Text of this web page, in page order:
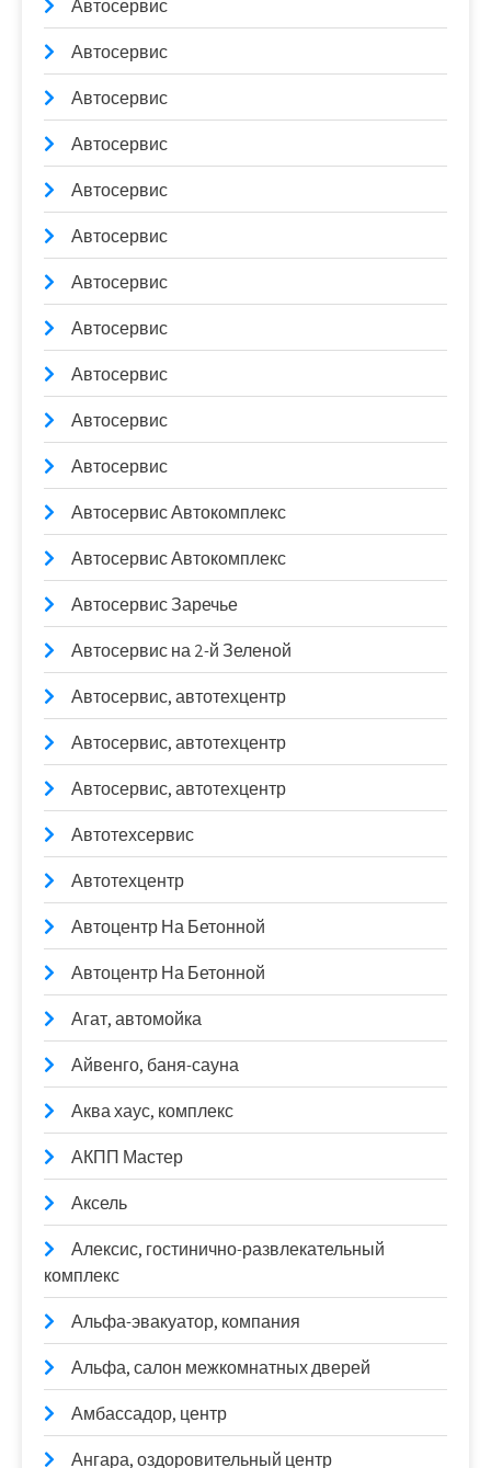
Автосервис
Автосервис
Автосервис
Автосервис
Автосервис
Автосервис
Автосервис
Автосервис
Автосервис
Автосервис
Автосервис
Автосервис Автокомплекс
Автосервис Автокомплекс
Автосервис Заречье
Автосервис на 2-й Зеленой
Автосервис, автотехцентр
Автосервис, автотехцентр
Автосервис, автотехцентр
Автотехсервис
Автотехцентр
Автоцентр На Бетонной
Автоцентр На Бетонной
Агат, автомойка
Айвенго, баня-сауна
Аква хаус, комплекс
АКПП Мастер
Аксель
Алексис, гостинично-развлекательный
комплекс
Альфа-эвакуатор, компания
Альфа, салон межкомнатных дверей
Амбассадор, центр
Ангара, оздоровительный центр